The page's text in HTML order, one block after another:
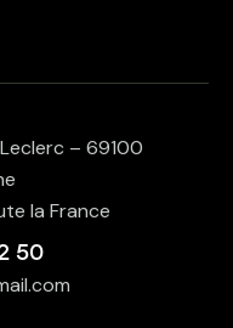
– 69100
la France
50